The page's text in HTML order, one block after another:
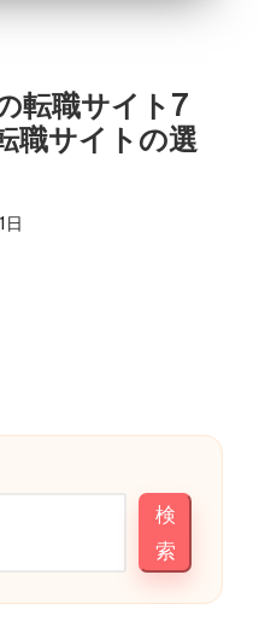
転職サイト7
職サイトの選
検
索